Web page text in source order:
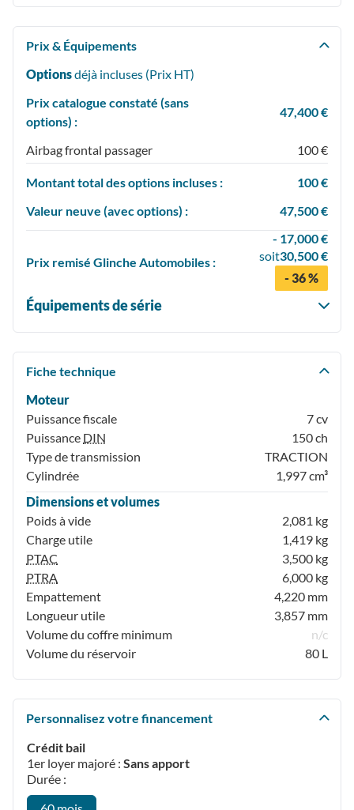
Prix & Équipements
Optionsdéjà incluses (Prix HT)
Prix catalogue constaté (sans
options) :
47,400 €
Airbag frontal passager 100 €
Montant total des options incluses :
100 €
Valeur neuve (avec options) :
47,500 €
Prix remisé Glinche Automobiles :
- 17,000 €
soit30,500 €
- 36 %
Équipements de série
Fiche technique
Moteur
Puissance fiscale
7 cv
Puissance DIN
150 ch
Type de transmission
TRACTION
Cylindrée
1,997 cm³
Dimensions et volumes
Poids à vide
2,081 kg
Charge utile
1,419 kg
PTAC
3,500 kg
PTRA
6,000 kg
Empattement
4,220 mm
Longueur utile
3,857 mm
Volume du coffre minimum
n/c
Volume du réservoir
80 L
Personnalisez votre financement
Crédit bail
1er loyer majoré : Sans apport
Durée :